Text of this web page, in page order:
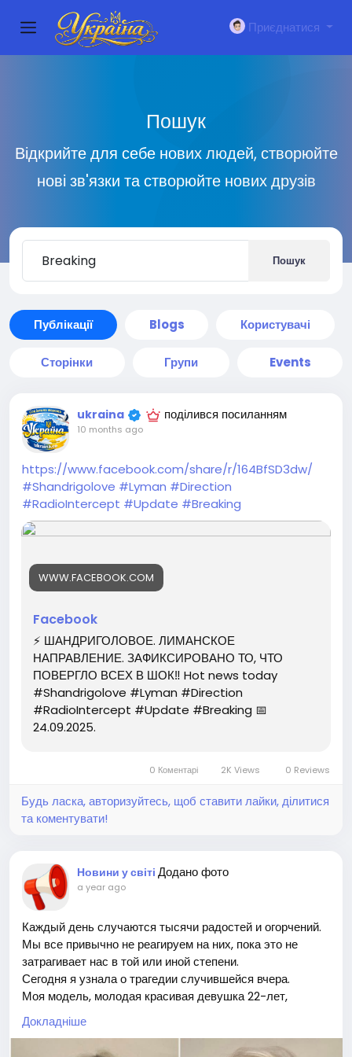
Приєднатися
Пошук
Відкрийте для себе нових людей, створюйте
нові зв'язки та створюйте нових друзів
Пошук
Публікації Blogs Користувачі
Сторінки Групи Events
ukraina поділився посиланням
10 months ago
https://www.facebook.com/share/r/164BfSD3dw/
#Shandrigolove #Lyman #Direction
#RadioIntercept #Update #Breaking
WWW.FACEBOOK.COM
Facebook
⚡️ ШАНДРИГОЛОВОЕ. ЛИМАНСКОЕ
НАПРАВЛЕНИЕ. ЗАФИКСИРОВАНО ТО, ЧТО
ПОВЕРГЛО ВСЕХ В ШОК‼️ Hot news today
#Shandrigolove #Lyman #Direction
#RadioIntercept #Update #Breaking 📅
24.09.2025.
0 Коментарі 2K Views 0 Reviews
Будь ласка, авторизуйтесь, щоб ставити лайки, ділитися
та коментувати!
Новини у світі Додано фото
a year ago
Каждый день случаются тысячи радостей и огорчений.
Мы все привычно не реагируем на них, пока это не
затрагивает нас в той или иной степени.
Сегодня я узнала о трагедии случившейся вчера.
Моя модель, молодая красивая девушка 22-лет,
прекрасный человек, талантливый художник, бежавшая
от ужасов войны в Украине, была убита в центре
Шарлотта. Неадекватный мерзавец, зашел в вагончик
Докладніше